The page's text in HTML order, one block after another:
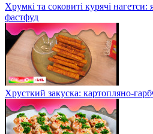
Хрумкі та соковиті курячі
фастфуд
Хрусткий закуска: картопляно-